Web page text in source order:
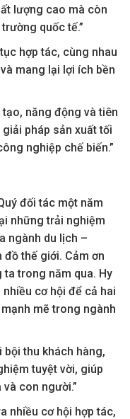
lượng cao mà còn
quốc tế.”
hợp tác, cùng nhau
mang lại lợi ích bền
năng động và tiên
pháp sản xuất tối
nghiệp chế biến.”
đối tác một năm
những trải nghiệm
ngành du lịch –
đồ thế giới. Cảm ơn
trong năm qua. Hy
cơ hội để cả hai
mẽ trong ngành
bội thu khách hàng,
tuyệt vời, giúp
con người.”
nhiều cơ hội hợp tác,